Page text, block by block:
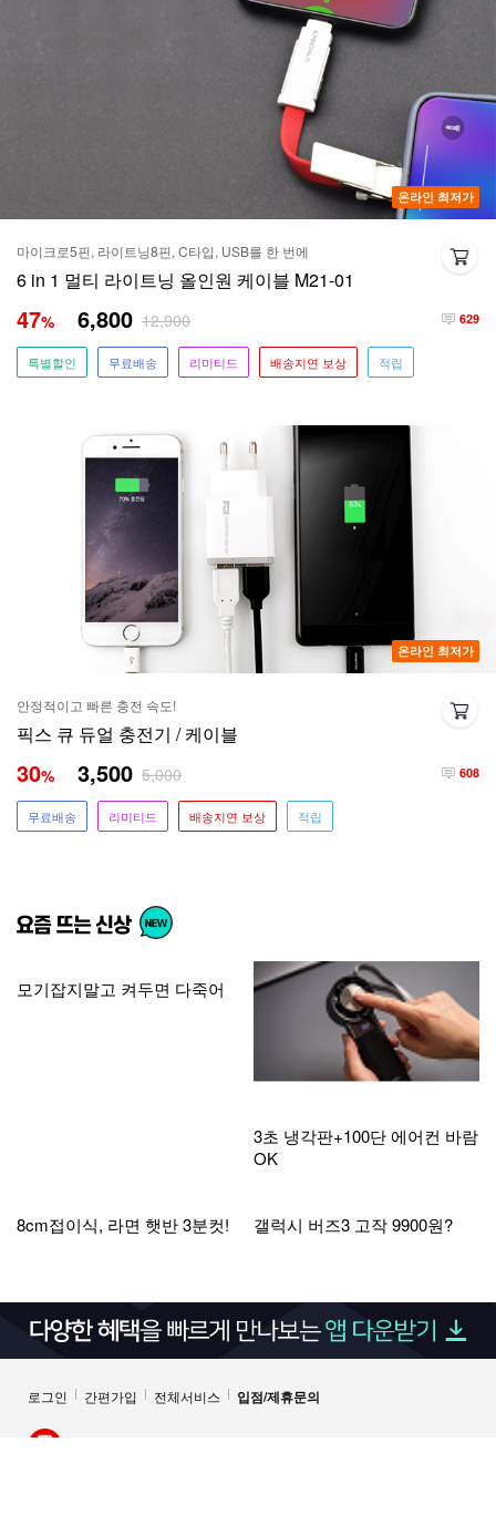
온라인 최저가
마이크로5핀, 라이트닝8핀, C타입, USB를 한 번에
6 in 1 멀티 라이트닝 올인원 케이블 M21-01
629
47% 6,800 12,900
특별할인 무료배송 리미티드 배송지연 보상 적립
온라인 최저가
안정적이고 빠른 충전 속도!
픽스 큐 듀얼 충전기 / 케이블
608
30% 3,500 5,000
무료배송 리미티드 배송지연 보상 적립
3초 냉각판+100단 에어컨 바람
OK